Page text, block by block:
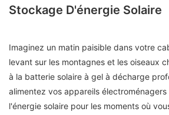
Stockage D'énergie Solaire
Imaginez un matin paisible dans votre
levant sur les montagnes et les oiseaux
à la batterie solaire à gel à décharge
alimentez vos appareils
l'énergie solaire pour les moments où